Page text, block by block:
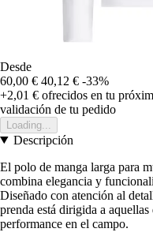
Desde
60,00 € 40,12 € -33%
+2,01 € ofrecidos en tu
validación de tu pedido
Loading...
Descripción
El polo de manga larga para
combina elegancia y
Diseñado con atención al
prenda está dirigida a
performance en el campo.